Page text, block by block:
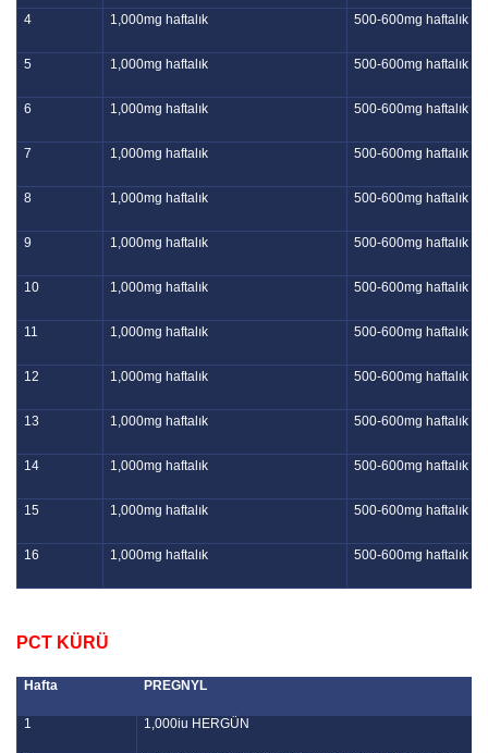
4 1,000mg haftalık 500-600mg haftalık
5 1,000mg haftalık 500-600mg haftalık
6 1,000mg haftalık 500-600mg haftalık
7 1,000mg haftalık 500-600mg haftalık
8 1,000mg haftalık 500-600mg haftalık
9 1,000mg haftalık 500-600mg haftalık
10 1,000mg haftalık 500-600mg haftalık
11 1,000mg haftalık 500-600mg haftalık
12 1,000mg haftalık 500-600mg haftalık
13 1,000mg haftalık 500-600mg haftalık
14 1,000mg haftalık 500-600mg haftalık
15 1,000mg haftalık 500-600mg haftalık
16 1,000mg haftalık 500-600mg haftalık
PCT KÜRÜ
Hafta PREGNYL
1 1,000iu HERGÜN